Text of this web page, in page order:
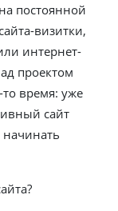
постоянной
визитки,
интернет-
проектом
время: уже
сайт
начинать